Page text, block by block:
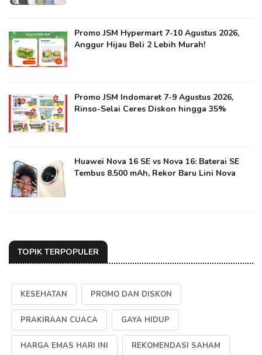
Promo JSM Hypermart 7-10 Agustus 2026,
Anggur Hijau Beli 2 Lebih Murah!
Promo JSM Indomaret 7-9 Agustus 2026,
Rinso-Selai Ceres Diskon hingga 35%
Huawei Nova 16 SE vs Nova 16: Baterai SE
Tembus 8.500 mAh, Rekor Baru Lini Nova
TOPIK TERPOPULER
KESEHATAN PROMO DAN DISKON
PRAKIRAAN CUACA GAYA HIDUP
HARGA EMAS HARI INI REKOMENDASI SAHAM